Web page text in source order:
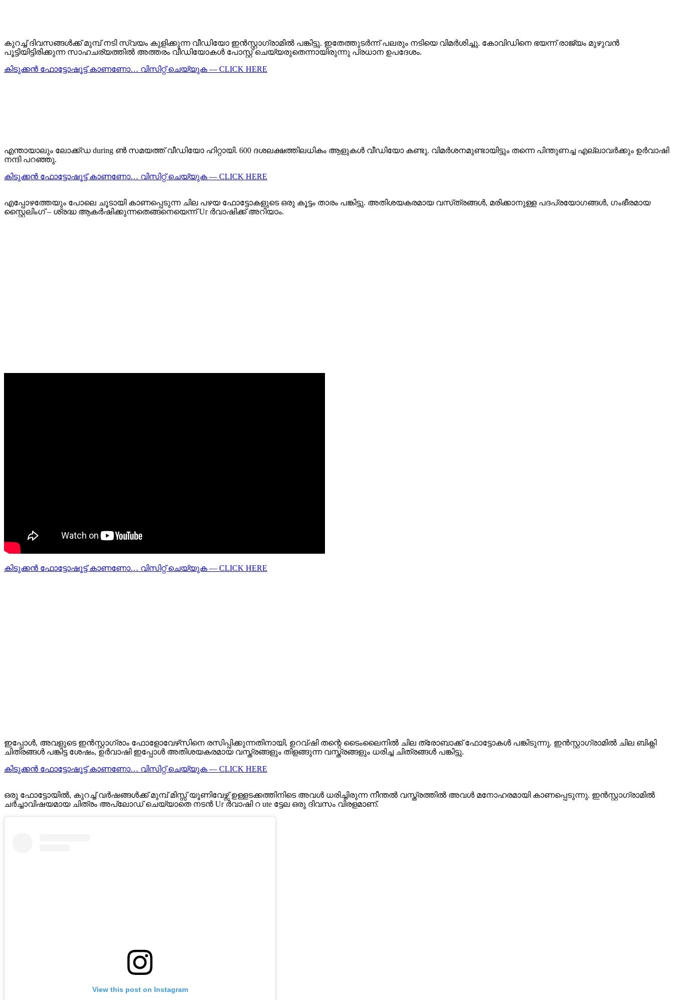
കുറച്ച് ദിവസങ്ങൾക്ക് മുമ്പ് നടി സ്വയം കുളിക്കുന്ന വീഡിയോ ഇൻസ്റ്റാഗ്രാമിൽ പങ്കിട്ടു. ഇതേത്തുടർന്ന് പലരും നടിയെ വിമർശിച്ചു. കോവിഡിനെ ഭയന്ന് രാജ്യം മുഴുവൻ
പൂട്ടിയിട്ടിരിക്കുന്ന സാഹചര്യത്തിൽ അത്തരം വീഡിയോകൾ പോസ്റ്റ് ചെയ്യരുതെന്നായിരുന്നു പ്രധാന ഉപദേശം.
കിടുക്കന്‍ ഫോട്ടോഷൂട്ട്‌ കാണണോ… വിസിറ്റ് ചെയ്യുക — CLICK HERE
എന്തായാലും ലോക്ക്ഡ during ൺ സമയത്ത് വീഡിയോ ഹിറ്റായി. 600 ദശലക്ഷത്തിലധികം ആളുകൾ വീഡിയോ കണ്ടു. വിമർശനമുണ്ടായിട്ടും തന്നെ പിന്തുണച്ച എല്ലാവർക്കും ഉർവാഷി
നന്ദി പറഞ്ഞു.
കിടുക്കന്‍ ഫോട്ടോഷൂട്ട്‌ കാണണോ… വിസിറ്റ് ചെയ്യുക — CLICK HERE
എപ്പോഴത്തേയും പോലെ ചൂടായി കാണപ്പെടുന്ന ചില പഴയ ഫോട്ടോകളുടെ ഒരു കൂട്ടം താരം പങ്കിട്ടു. അതിശയകരമായ വസ്‌ത്രങ്ങൾ, മരിക്കാനുള്ള പദപ്രയോഗങ്ങൾ, ഗംഭീരമായ
സ്റ്റൈലിംഗ് – ശ്രദ്ധ ആകർഷിക്കുന്നതെങ്ങനെയെന്ന് Ur ർ‌വാഷിക്ക് അറിയാം.
കിടുക്കന്‍ ഫോട്ടോഷൂട്ട്‌ കാണണോ… വിസിറ്റ് ചെയ്യുക — CLICK HERE
ഇപ്പോൾ, അവളുടെ ഇൻസ്റ്റാഗ്രാം ഫോളോവേഴ്‌സിനെ രസിപ്പിക്കുന്നതിനായി, ഉറവ്ഷി തന്റെ ടൈംലൈനിൽ ചില ത്രോബാക്ക് ഫോട്ടോകൾ പങ്കിടുന്നു. ഇൻസ്റ്റാഗ്രാമിൽ ചില ബിക്നി
ചിത്രങ്ങൾ പങ്കിട്ട ശേഷം, ഉർവാഷി ഇപ്പോൾ അതിശയകരമായ വസ്ത്രങ്ങളും തിളങ്ങുന്ന വസ്ത്രങ്ങളും ധരിച്ച ചിത്രങ്ങൾ പങ്കിട്ടു.
കിടുക്കന്‍ ഫോട്ടോഷൂട്ട്‌ കാണണോ… വിസിറ്റ് ചെയ്യുക — CLICK HERE
ഒരു ഫോട്ടോയിൽ, കുറച്ച് വർഷങ്ങൾക്ക് മുമ്പ് മിസ്സ് യൂണിവേഴ്സ് ഉള്ളടക്കത്തിനിടെ അവൾ ധരിച്ചിരുന്ന നീന്തൽ വസ്ത്രത്തിൽ അവൾ മനോഹരമായി കാണപ്പെടുന്നു. ഇൻസ്റ്റാഗ്രാമിൽ
ചർച്ചാവിഷയമായ ചിത്രം അപ്‌ലോഡ് ചെയ്യാതെ നടൻ Ur ർവാഷി റ ute ട്ടേല ഒരു ദിവസം വിരളമാണ്.
View this post on Instagram